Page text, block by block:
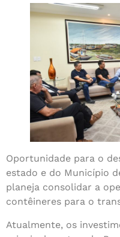
Oportunidade para o
estado e do Município
planeja consolidar a
contêineres para o
Atualmente, os